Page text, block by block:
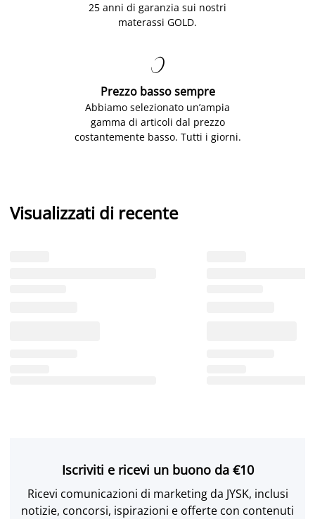
25 anni di garanzia sui nostri
materassi GOLD.

Prezzo basso sempre
Abbiamo selezionato un’ampia
gamma di articoli dal prezzo
costantemente basso. Tutti i giorni.
Visualizzati di recente
Iscriviti e ricevi un buono da €10
Ricevi comunicazioni di marketing da JYSK, inclusi
notizie, concorsi, ispirazioni e offerte con contenuti